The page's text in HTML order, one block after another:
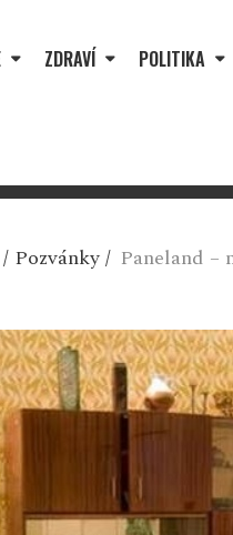
ZDRAVÍ POLITIKA
Pozvánky/ Paneland –